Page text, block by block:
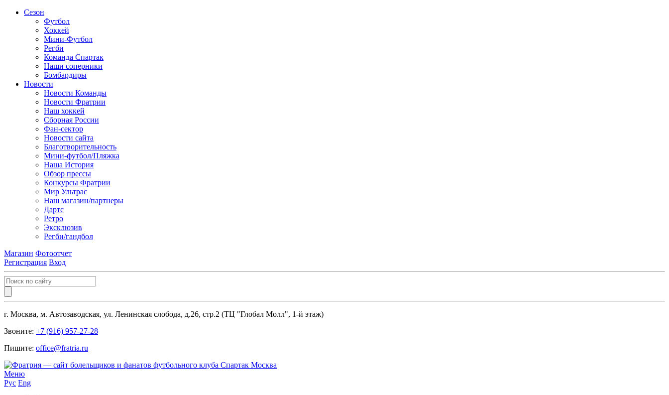
Сезон
Футбол
Хоккей
Мини-Футбол
Регби
Команда Спартак
Наши соперники
Бомбардиры
Новости
Новости Команды
Новости Фратрии
Наш хоккей
Сборная России
Фан-cектор
Новости сайта
Благотворительность
Мини-футбол/Пляжка
Наша История
Обзор прессы
Конкурсы Фратрии
Мир Ультрас
Наш магазин/партнеры
Дартс
Ретро
Эксклюзив
Регби/гандбол
Магазин Фотоотчет
Регистрация Вход
г. Москва, м. Автозаводская, ул. Ленинская слобода, д.26, стр.2 (ТЦ "Глобал Молл", 1-й этаж)
Звоните: +7 (916) 957-27-28
Пишите: office@fratria.ru
Меню
Рус Eng